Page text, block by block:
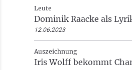
Leute
Dominik Raacke als
12.06.2023
Auszeichnung
Iris Wolff bekommt